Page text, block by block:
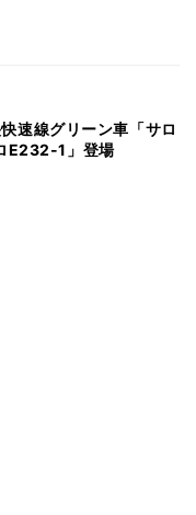
速線グリーン車「サロ
E232-1」登場